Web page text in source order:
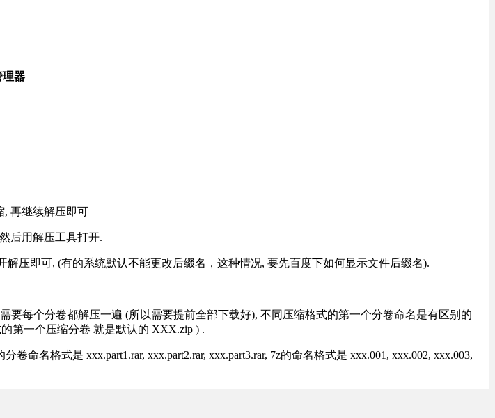
理器
, 再继续解压即可
后用解压工具打开.
压即可, (有的系统默认不能更改后缀名，这种情况, 要先百度下如何显示文件后缀名).
每个分卷都解压一遍 (所以需要提前全部下载好), 不同压缩格式的第一个分卷命名是有区别的
第一个压缩分卷 就是默认的 XXX.zip ) .
命名格式是 xxx.part1.rar, xxx.part2.rar, xxx.part3.rar, 7z的命名格式是 xxx.001, xxx.002, xxx.003,